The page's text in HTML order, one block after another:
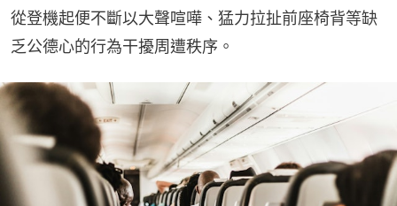
從登機起便不斷以大聲喧嘩、猛力拉扯前座椅背等缺
乏公德心的行為干擾周遭秩序。